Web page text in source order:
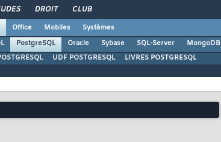
DROIT CLUB
Office Mobiles
Systèmes
PostgreSQL Oracle Sybase SQL-Server
MongoDB
UDF POSTGRESQL LIVRES POSTGRESQL